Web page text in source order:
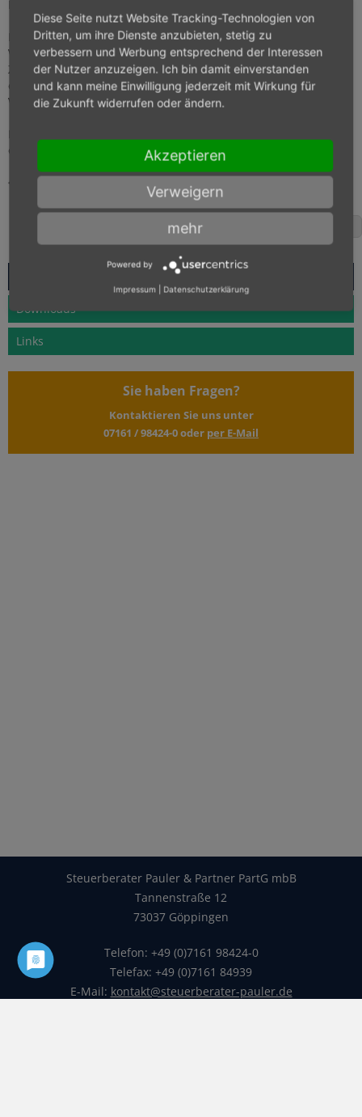
Die 66 %-Grenze gilt nur bei der verbilligten Vermietung zu
Wohnzwecken. Erfolgt die Überlassung z. B. zu gewerblichen
Zwecken, ist bei Vermietung unterhalb der ortsüblich
erzielbaren Miete auch nur ein entsprechend anteiliger
Werbungskostenabzug möglich.
ortsüblichen Miete stehen wir Ihnen jederzeit zur Verfügung.
Zurück zur Übersicht
Facebook
Downloads
Links
Sie haben Fragen?
Kontaktieren Sie uns unter
07161 / 98424-0oder per E-Mail
Steuerberater Pauler & Partner PartG mbB
Tannenstraße 12
73037 Göppingen
Telefon: +49 (0)7161 98424-0
Telefax: +49 (0)7161 84939
E-Mail: kontakt@steuerberater-pauler.de
Diese Seite nutzt Website Tracking-Technologien von
Dritten, um ihre Dienste anzubieten, stetig zu
verbessern und Werbung entsprechend der Interessen
der Nutzer anzuzeigen. Ich bin damit einverstanden
und kann meine Einwilligung jederzeit mit Wirkung für
die Zukunft widerrufen oder ändern.
Akzeptieren
Verweigern
mehr
Powered by
Impressum Datenschutzerklärung